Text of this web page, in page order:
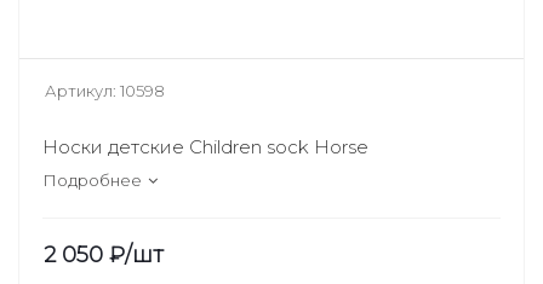
Артикул: 10598
Носки детские Children sock Horse
Подробнее
2 050 ₽/шт